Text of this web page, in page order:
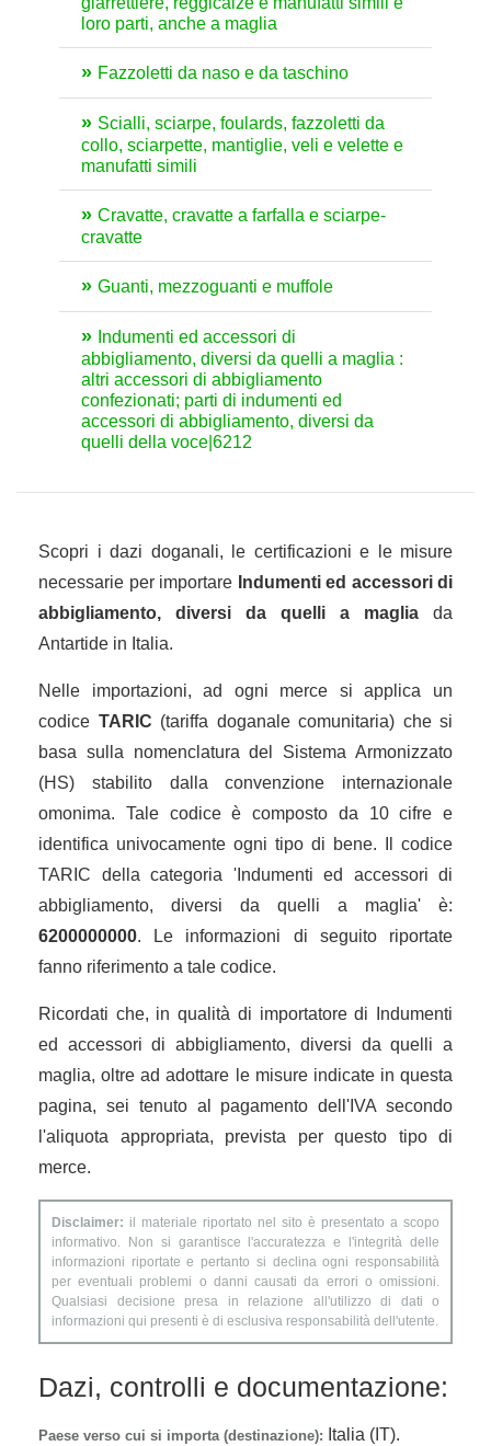
loro parti, anche a maglia
Fazzoletti da naso e da taschino
Scialli, sciarpe, foulards, fazzoletti da
collo, sciarpette, mantiglie, veli e velette e
manufatti simili
Cravatte, cravatte a farfalla e sciarpe-
cravatte
Guanti, mezzoguanti e muffole
Indumenti ed accessori di
abbigliamento, diversi da quelli a maglia :
altri accessori di abbigliamento
confezionati; parti di indumenti ed
accessori di abbigliamento, diversi da
quelli della voce|6212
Scopri i dazi doganali, le certificazioni e le misure
necessarie per importare Indumenti ed accessori di
abbigliamento, diversi da quelli a maglia da
Antartide in Italia.
Nelle importazioni, ad ogni merce si applica un
codice TARIC (tariffa doganale comunitaria) che si
basa sulla nomenclatura del Sistema Armonizzato
(HS) stabilito dalla convenzione internazionale
omonima. Tale codice è composto da 10 cifre e
identifica univocamente ogni tipo di bene. Il codice
TARIC della categoria 'Indumenti ed accessori di
abbigliamento, diversi da quelli a maglia' è:
6200000000. Le informazioni di seguito riportate
fanno riferimento a tale codice.
Ricordati che, in qualità di importatore di Indumenti
ed accessori di abbigliamento, diversi da quelli a
maglia, oltre ad adottare le misure indicate in questa
pagina, sei tenuto al pagamento dell'IVA secondo
l'aliquota appropriata, prevista per questo tipo di
merce.
Disclaimer: il materiale riportato nel sito è presentato a scopo
informativo. Non si garantisce l'accuratezza e l'integrità delle
informazioni riportate e pertanto si declina ogni responsabilità
per eventuali problemi o danni causati da errori o omissioni.
Qualsiasi decisione presa in relazione all'utilizzo di dati o
informazioni qui presenti è di esclusiva responsabilità dell'utente.
Dazi, controlli e documentazione:
Paese verso cui si importa (destinazione): Italia (IT).